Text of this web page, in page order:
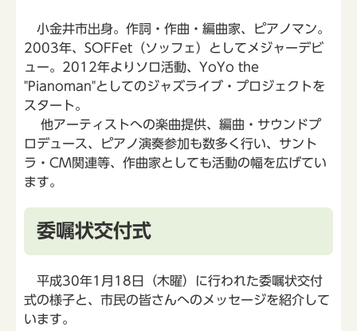
小金井市出身。作詞・作曲・編曲家、ピアノマン。
2003年、SOFFet（ソッフェ）としてメジャーデビ
ュー。2012年よりソロ活動、YoYo the
"Pianoman"としてのジャズライブ・プロジェクトを
スタート。
他アーティストへの楽曲提供、編曲・サウンドプ
ロデュース、ピアノ演奏参加も数多く行い、サント
ラ・CM関連等、作曲家としても活動の幅を広げてい
ます。
委嘱状交付式
平成30年1月18日（木曜）に行われた委嘱状交付
式の様子と、市民の皆さんへのメッセージを紹介して
います。